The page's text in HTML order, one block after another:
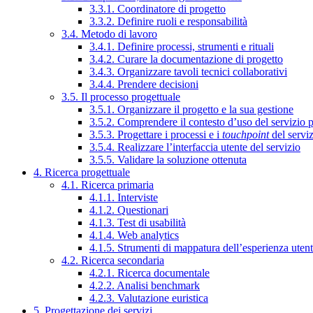
3.3.1. Coordinatore di progetto
3.3.2. Definire ruoli e responsabilità
3.4. Metodo di lavoro
3.4.1. Definire processi, strumenti e rituali
3.4.2. Curare la documentazione di progetto
3.4.3. Organizzare tavoli tecnici collaborativi
3.4.4. Prendere decisioni
3.5. Il processo progettuale
3.5.1. Organizzare il progetto e la sua gestione
3.5.2. Comprendere il contesto d’uso del servizio
3.5.3. Progettare i processi e i touchpointdel
3.5.4. Realizzare l’interfaccia utente del servizio
3.5.5. Validare la soluzione ottenuta
4. Ricerca progettuale
4.1. Ricerca primaria
4.1.1. Interviste
4.1.2. Questionari
4.1.3. Test di usabilità
4.1.4. Web analytics
4.1.5. Strumenti di mappatura dell’esperienza
4.2. Ricerca secondaria
4.2.1. Ricerca documentale
4.2.2. Analisi benchmark
4.2.3. Valutazione euristica
5. Progettazione dei servizi